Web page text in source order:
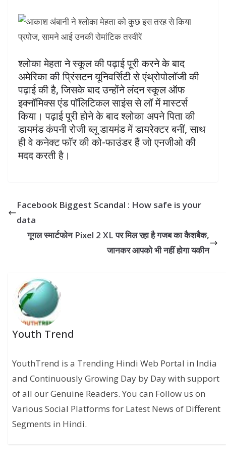
श्लोका मेहता ने स्कूल की पढ़ाई पूरी करने के बाद
अमेरिका की प्रिंसटन यूनिवर्सिटी से एंथ्रोपोलॉजी की
पढ़ाई की है, जिसके बाद उन्होंने लंदन स्कूल ऑफ
इक्नॉमिक्स एंड पॉलिटिकल साइंस से लॉ में मास्टर्स
किया। पढ़ाई पूरी होने के बाद श्लोका अपने पिता की
डायमंड कंपनी रोजी ब्लू डायमंड में डायरेक्टर बनीं, साथ
ही वे कनेक्ट फॉर की को-फाउंडर हैं जो एनजीओ की
मदद करती है।
Facebook Biggest Scandal : How safe is your
data
गूगल स्मार्टफोन Pixel 2 XL पर मिल रहा है गजब का कैशबैक,
जानकर आपको भी नहीं होगा यकीन
Youth Trend
YouthTrend is a Trending Hindi Web Portal in India
and Continuously Growing Day by Day with support
of all our Genuine Readers. You can Follow us on
Various Social Platforms for Latest News of Different
Segments in Hindi.